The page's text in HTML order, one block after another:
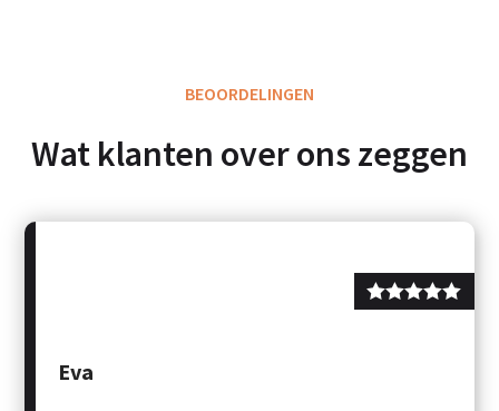
BEOORDELINGEN
Wat klanten over ons zeggen
Eva